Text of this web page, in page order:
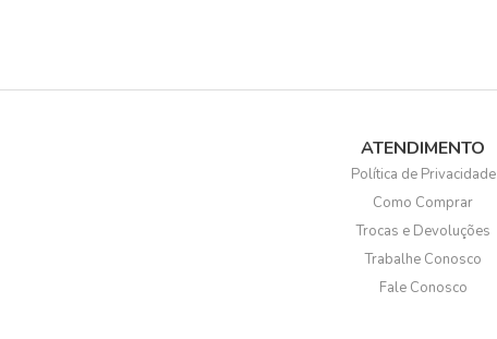
ATENDIMENTO
Política de Privacidade
Como Comprar
Trocas e Devoluções
Trabalhe Conosco
Fale Conosco